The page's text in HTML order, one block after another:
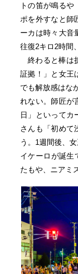
トの笛が鳴る
ポを外すなと師
ーカは時々大音
往復2キロ2時間
終わると棒は
証拠！」と女王
でも解放感はな
れない。師匠が
日」といってカ
さんも「初めて
う。1週間後、
イケーロが誕生
たもや、ニアミ